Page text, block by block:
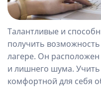
Талантливые и
получить
лагере. Он расположен
и лишнего шума.
комфортной для себя